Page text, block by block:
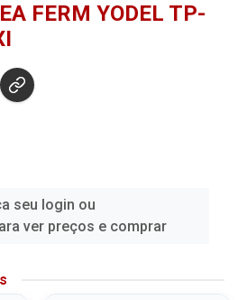
FERM YODEL TP-
seu login ou
ver preços e comprar